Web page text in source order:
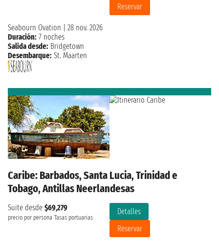
Reservar
Seabourn Ovation
28 nov. 2026
Duración: 7 noches
Salida desde: Bridgetown
Desembarque: St. Maarten
Caribe: Barbados, Santa Lucia, Trinidad e
Tobago, Antillas Neerlandesas
Suite desde $69,279
precio por persona Tasas portuarias
Detalles
Reservar